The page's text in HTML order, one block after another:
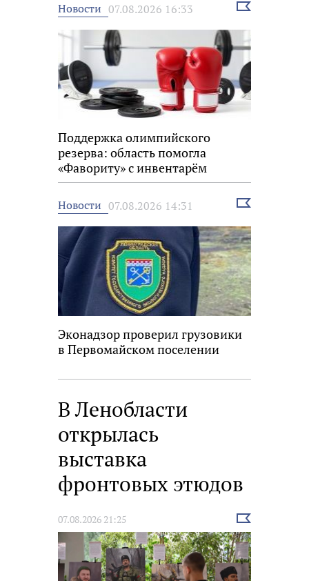
Новости 07.08.2026 16:33
Выбрать
Поддержка олимпийского
резерва: область помогла
«Фавориту» с инвентарём
Новости 07.08.2026 14:31
Выбрать
Эконадзор проверил грузовики
в Первомайском поселении
В Ленобласти
открылась
выставка
фронтовых этюдов
07.08.2026 21:25
Выбрать
новость